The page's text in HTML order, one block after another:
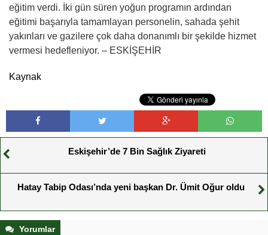
eğitim verdi. İki gün süren yoğun programın ardından
eğitimi başarıyla tamamlayan personelin, sahada şehit
yakınları ve gazilere çok daha donanımlı bir şekilde hizmet
vermesi hedefleniyor. – ESKİŞEHİR
Kaynak
Eskişehir’de 7 Bin Sağlık Ziyareti
Hatay Tabip Odası’nda yeni başkan Dr. Ümit Oğur oldu
Yorumlar